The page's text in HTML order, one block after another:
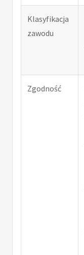
Klasyfikacja
zawodu
Zgodność